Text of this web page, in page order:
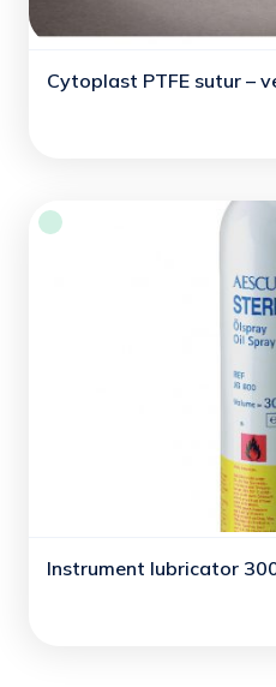
Cytoplast PTFE sutur –
Instrument lubricator